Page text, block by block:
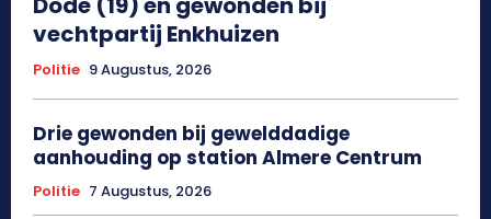
vechtpartij Enkhuizen
Politie 9 Augustus, 2026
Drie gewonden bij gewelddadige
aanhouding op station Almere Centrum
Politie 7 Augustus, 2026